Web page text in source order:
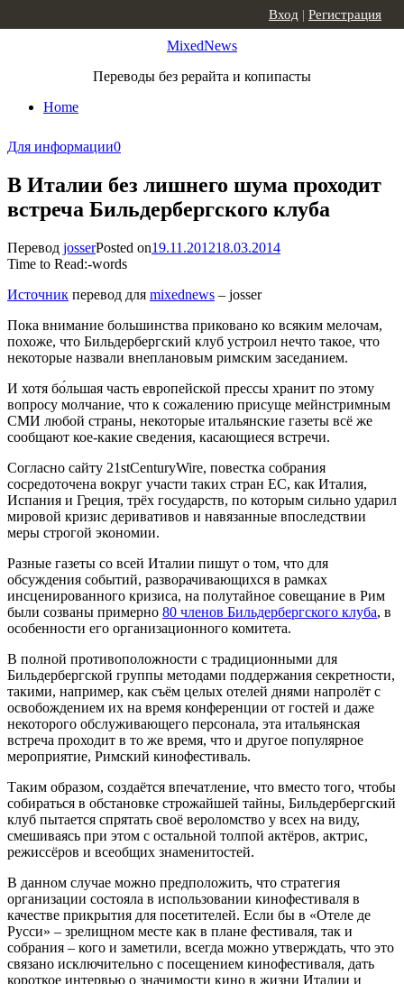
MixedNews
Переводы без рерайта и копипасты
Home
Вход | Регистрация
Для информации0
В Италии без лишнего шума проходит
встреча Бильдербергского клуба
Перевод josserPosted on19.11.201218.03.2014
Time to Read:-words
Источник перевод для mixednews – josser
Пока внимание большинства приковано ко всяким мелочам,
похоже, что Бильдербергский клуб устроил нечто такое, что
некоторые назвали внеплановым римским заседанием.
И хотя бо́льшая часть европейской прессы хранит по этому
вопросу молчание, что к сожалению присуще мейнстримным
СМИ любой страны, некоторые итальянские газеты всё же
сообщают кое-какие сведения, касающиеся встречи.
Согласно сайту 21stCenturyWire, повестка собрания
сосредоточена вокруг участи таких стран ЕС, как Италия,
Испания и Греция, трёх государств, по которым сильно ударил
мировой кризис деривативов и навязанные впоследствии
меры строгой экономии.
Разные газеты со всей Италии пишут о том, что для
обсуждения событий, разворачивающихся в рамках
инсценированного кризиса, на полутайное совещание в Рим
были созваны примерно 80 членов Бильдербергского клуба, в
особенности его организационного комитета.
В полной противоположности с традиционными для
Бильдербергской группы методами поддержания секретности,
такими, например, как съём целых отелей днями напролёт с
освобождением их на время конференции от гостей и даже
некоторого обслуживающего персонала, эта итальянская
встреча проходит в то же время, что и другое популярное
мероприятие, Римский кинофестиваль.
Таким образом, создаётся впечатление, что вместо того, чтобы
собираться в обстановке строжайшей тайны, Бильдербергский
клуб пытается спрятать своё вероломство у всех на виду,
смешиваясь при этом с остальной толпой актёров, актрис,
режиссёров и всеобщих знаменитостей.
В данном случае можно предположить, что стратегия
организации состояла в использовании кинофестиваля в
качестве прикрытия для посетителей. Если бы в «Отеле де
Русси» – зрелищном месте как в плане фестиваля, так и
собрания – кого и заметили, всегда можно утверждать, что это
связано исключительно с посещением кинофестиваля, дать
короткое интервью о значимости кино в жизни Италии и